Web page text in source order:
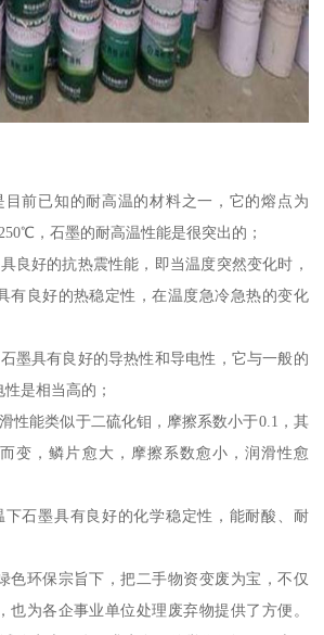
目前已知的耐高温的材料之一，它的熔点为
，石墨的耐高温性能是很突出的；
良好的抗热震性能，即当温度突然变化时，
有良好的热稳定性，在温度急冷急热的变化
墨具有良好的导热性和导电性，它与一般的
是相当高的；
性能类似于二硫化钼，摩擦系数小于0.1，其
变，鳞片愈大，摩擦系数愈小，润滑性愈
石墨具有良好的化学稳定性，能耐酸、耐
色环保宗旨下，把二手物资变废为宝，不仅
也为各企事业单位处理废弃物提供了方便。